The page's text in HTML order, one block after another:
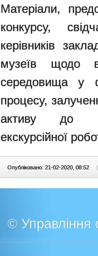
Матеріали,
конкурсу,
керівників
музеїв щодо
середовища у
процесу,
активу до
екскурсійної
Опубліковано: 21-02-2020, 08:52 |
© Управління